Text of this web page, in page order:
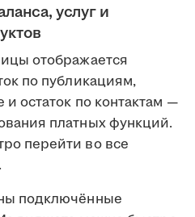
услуг и
отображается
по публикациям,
остаток по контактам —
платных функций.
перейти во все
подключённые